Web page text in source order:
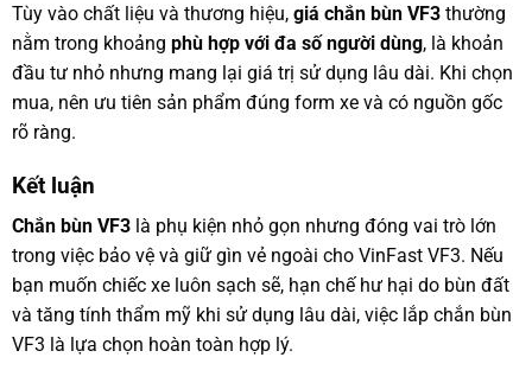
Tùy vào chất liệu và thương hiệu, giá chắn bùn VF3thường
nằm trong khoảng phù hợp với đa số người dùng, là khoản
đầu tư nhỏ nhưng mang lại giá trị sử dụng lâu dài. Khi chọn
mua, nên ưu tiên sản phẩm đúng form xe và có nguồn gốc
rõ ràng.
Kết luận
Chắn bùn VF3là phụ kiện nhỏ gọn nhưng đóng vai trò lớn
trong việc bảo vệ và giữ gìn vẻ ngoài cho VinFast VF3. Nếu
bạn muốn chiếc xe luôn sạch sẽ, hạn chế hư hại do bùn đất
và tăng tính thẩm mỹ khi sử dụng lâu dài, việc lắp chắn bùn
VF3 là lựa chọn hoàn toàn hợp lý.